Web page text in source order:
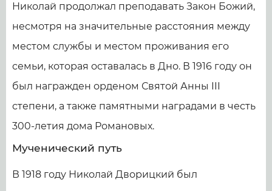
Николай продолжал преподавать Закон Божий,
несмотря на значительные расстояния между
местом службы и местом проживания его
семьи, которая оставалась в Дно. В 1916 году он
был награжден орденом Святой Анны III
степени, а также памятными наградами в честь
300-летия дома Романовых.
Мученический путь
В 1918 году Николай Дворицкий был